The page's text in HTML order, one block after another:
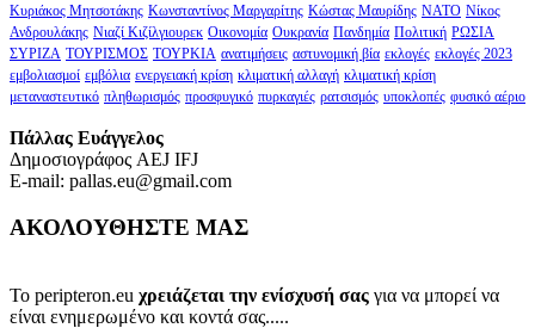
Κυριάκος Μητσοτάκης Κωνσταντίνος Μαργαρίτης Κώστας Μαυρίδης ΝΑΤΟ Νίκος
Ανδρουλάκης Νιαζί Κιζίλγιουρεκ Οικονομία Ουκρανία Πανδημία Πολιτική ΡΩΣΙΑ
ΣΥΡΙΖΑ ΤΟΥΡΙΣΜΟΣ ΤΟΥΡΚΙΑ ανατιμήσεις αστυνομική βία εκλογές εκλογές 2023
εμβολιασμοί εμβόλια ενεργειακή κρίση κλιματική αλλαγή κλιματική κρίση
μεταναστευτικό πληθωρισμός προσφυγικό πυρκαγιές ρατσισμός υποκλοπές φυσικό αέριο
Πάλλας Ευάγγελος
Δημοσιογράφος AEJ ΙFJ
E-mail: pallas.eu@gmail.com
ΑΚΟΛΟΥΘΗΣΤΕ ΜΑΣ
Το peripteron.eu χρειάζεται την ενίσχυσή σας για να μπορεί να
είναι ενημερωμένο και κοντά σας.....